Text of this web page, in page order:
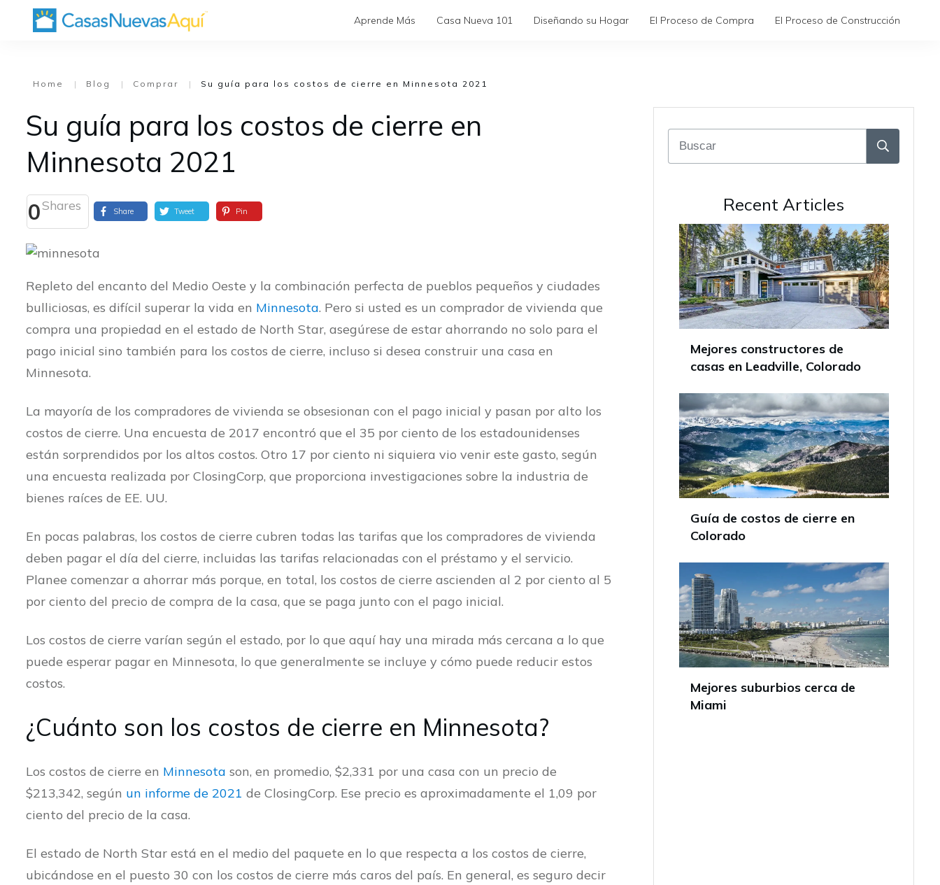
Aprende Más Casa Nueva 101 Diseñando su Hogar El Proceso de Compra El Proceso de Construcción
Home | Blog | Comprar | Su guía para los costos de cierre en Minnesota 2021
Su guía para los costos de cierre en
Minnesota 2021
0Shares Share Tweet Pin
Repleto del encanto del Medio Oeste y la combinación perfecta de pueblos pequeños y ciudades
bulliciosas, es difícil superar la vida en Minnesota. Pero si usted es un comprador de vivienda que
compra una propiedad en el estado de North Star, asegúrese de estar ahorrando no solo para el
pago inicial sino también para los costos de cierre, incluso si desea construir una casa en
Minnesota.
La mayoría de los compradores de vivienda se obsesionan con el pago inicial y pasan por alto los
costos de cierre. Una encuesta de 2017 encontró que el 35 por ciento de los estadounidenses
están sorprendidos por los altos costos. Otro 17 por ciento ni siquiera vio venir este gasto, según
una encuesta realizada por ClosingCorp, que proporciona investigaciones sobre la industria de
bienes raíces de EE. UU.
En pocas palabras, los costos de cierre cubren todas las tarifas que los compradores de vivienda
deben pagar el día del cierre, incluidas las tarifas relacionadas con el préstamo y el servicio.
Planee comenzar a ahorrar más porque, en total, los costos de cierre ascienden al 2 por ciento al 5
por ciento del precio de compra de la casa, que se paga junto con el pago inicial.
Los costos de cierre varían según el estado, por lo que aquí hay una mirada más cercana a lo que
puede esperar pagar en Minnesota, lo que generalmente se incluye y cómo puede reducir estos
costos.
¿Cuánto son los costos de cierre en Minnesota?
Los costos de cierre en Minnesota son, en promedio, $2,331 por una casa con un precio de
$213,342, según un informe de 2021 de ClosingCorp. Ese precio es aproximadamente el 1,09 por
ciento del precio de la casa.
El estado de North Star está en el medio del paquete en lo que respecta a los costos de cierre,
ubicándose en el puesto 30 con los costos de cierre más caros del país. En general, es seguro decir
Recent Articles
Mejores constructores de
casas en Leadville, Colorado
Guía de costos de cierre en
Colorado
Mejores suburbios cerca de
Miami